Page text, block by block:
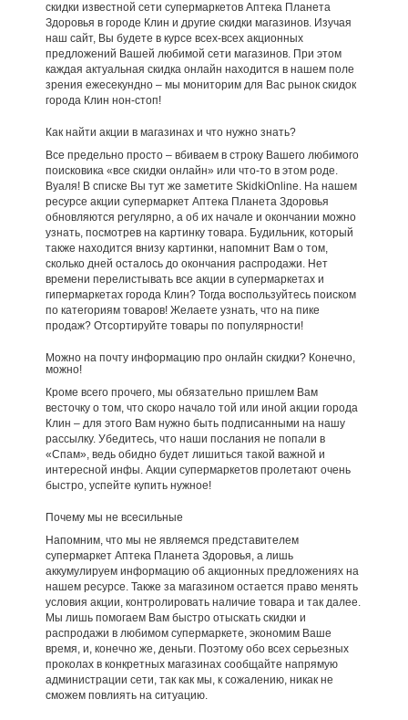
скидки известной сети супермаркетов Аптека Планета
Здоровья в городе Клин и другие скидки магазинов. Изучая
наш сайт, Вы будете в курсе всех-всех акционных
предложений Вашей любимой сети магазинов. При этом
каждая актуальная скидка онлайн находится в нашем поле
зрения ежесекундно – мы мониторим для Вас рынок скидок
города Клин нон-стоп!
Как найти акции в магазинах и что нужно знать?
Все предельно просто – вбиваем в строку Вашего любимого
поисковика «все скидки онлайн» или что-то в этом роде.
Вуаля! В списке Вы тут же заметите SkidkiOnline. На нашем
ресурсе акции супермаркет Аптека Планета Здоровья
обновляются регулярно, а об их начале и окончании можно
узнать, посмотрев на картинку товара. Будильник, который
также находится внизу картинки, напомнит Вам о том,
сколько дней осталось до окончания распродажи. Нет
времени перелистывать все акции в супермаркетах и
гипермаркетах города Клин? Тогда воспользуйтесь поиском
по категориям товаров! Желаете узнать, что на пике
продаж? Отсортируйте товары по популярности!
Можно на почту информацию про онлайн скидки? Конечно,
можно!
Кроме всего прочего, мы обязательно пришлем Вам
весточку о том, что скоро начало той или иной акции города
Клин – для этого Вам нужно быть подписанными на нашу
рассылку. Убедитесь, что наши послания не попали в
«Спам», ведь обидно будет лишиться такой важной и
интересной инфы. Акции супермаркетов пролетают очень
быстро, успейте купить нужное!
Почему мы не всесильные
Напомним, что мы не являемся представителем
супермаркет Аптека Планета Здоровья, а лишь
аккумулируем информацию об акционных предложениях на
нашем ресурсе. Также за магазином остается право менять
условия акции, контролировать наличие товара и так далее.
Мы лишь помогаем Вам быстро отыскать скидки и
распродажи в любимом супермаркете, экономим Ваше
время, и, конечно же, деньги. Поэтому обо всех серьезных
проколах в конкретных магазинах сообщайте напрямую
администрации сети, так как мы, к сожалению, никак не
сможем повлиять на ситуацию.